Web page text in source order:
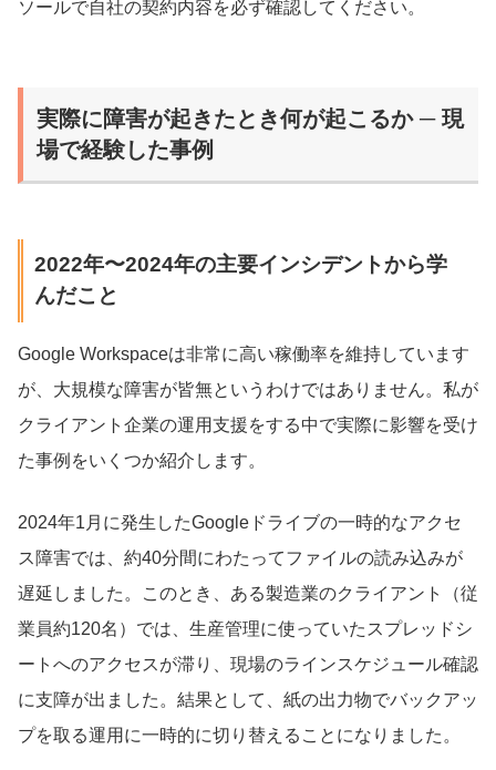
ソールで自社の契約内容を必ず確認してください。
実際に障害が起きたとき何が起こるか ─ 現
場で経験した事例
2022年〜2024年の主要インシデントから学
んだこと
Google Workspaceは非常に高い稼働率を維持しています
が、大規模な障害が皆無というわけではありません。私が
クライアント企業の運用支援をする中で実際に影響を受け
た事例をいくつか紹介します。
2024年1月に発生したGoogleドライブの一時的なアクセ
ス障害では、約40分間にわたってファイルの読み込みが
遅延しました。このとき、ある製造業のクライアント（従
業員約120名）では、生産管理に使っていたスプレッドシ
ートへのアクセスが滞り、現場のラインスケジュール確認
に支障が出ました。結果として、紙の出力物でバックアッ
プを取る運用に一時的に切り替えることになりました。